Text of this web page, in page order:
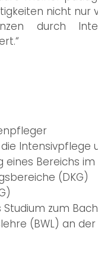
nicht
durch
Intensivpflege
eines Bereichs
(DKG)
zum
(BWL) an der